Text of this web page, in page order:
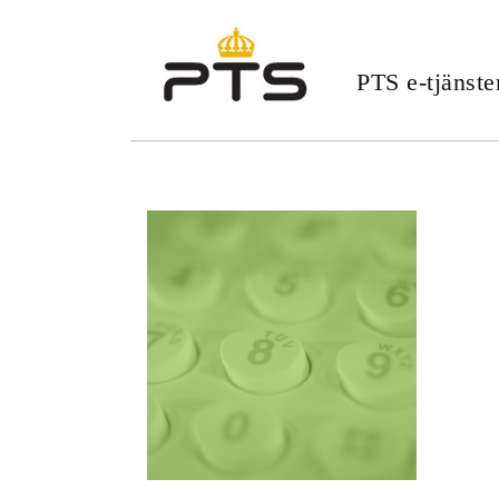
PTS e-